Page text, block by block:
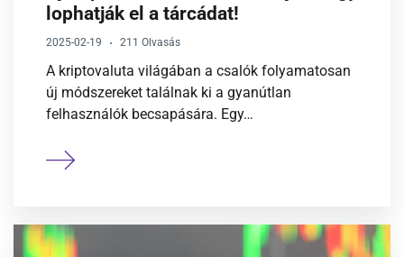
lophatják el a tárcádat!
2025-02-19 211 Olvasás
A kriptovaluta világában a csalók folyamatosan
új módszereket találnak ki a gyanútlan
felhasználók becsapására. Egy…